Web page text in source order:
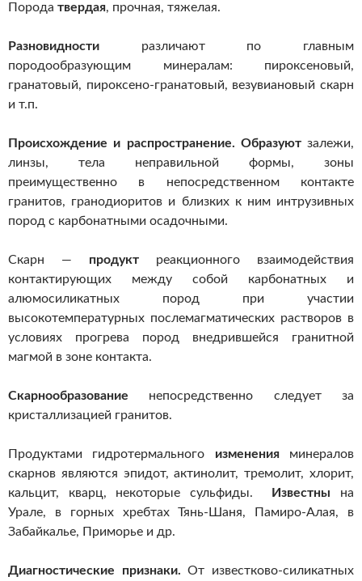
Порода твердая, прочная, тяжелая.
Разновидности различают по главным
породообразующим минералам: пироксеновый,
гранатовый, пироксено-гранатовый, везувиановый скарн
и т.п.
Происхождение и распространение. Образуютзалежи,
линзы, тела неправильной формы, зоны
преимущественно в непосредственном контакте
гранитов, гранодиоритов и близких к ним интрузивных
пород с карбонатными осадочными.
Скарн — продукт реакционного взаимодействия
контактирующих между собой карбонатных и
алюмосиликатных пород при участии
высокотемпературных послемагматических растворов в
условиях прогрева пород внедрившейся гранитной
магмой в зоне контакта.
Скарнообразование непосредственно следует за
кристаллизацией гранитов.
Продуктами гидротермального измененияминералов
скарнов являются эпидот, актинолит, тремолит, хлорит,
кальцит, кварц, некоторые сульфиды.
Известны на
Урале, в горных хребтах Тянь-Шаня, Памиро-Алая, в
Забайкалье, Приморье и др.
Диагностические признаки.От известково-силикатных